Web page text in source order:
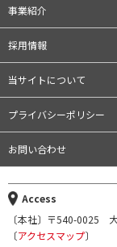
事業紹介
採用情報
当サイトについて
プライバシーポリシー
お問い合わせ
Access
〔本社〕〒540-0025
〔アクセスマップ〕